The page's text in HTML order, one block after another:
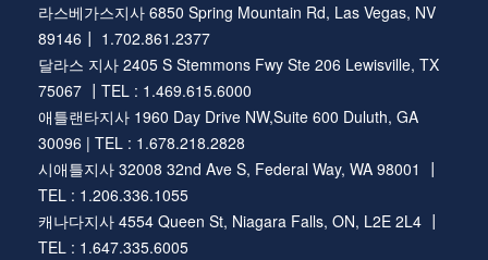
라스베가스지사 6850 Spring Mountain Rd, Las Vegas, NV
89146┃ 1.702.861.2377
달라스 지사 2405 S Stemmons Fwy Ste 206 Lewisville, TX
75067 ┃TEL : 1.469.615.6000
애틀랜타지사 1960 Day Drive NW,Suite 600 Duluth, GA
30096 | TEL : 1.678.218.2828
시애틀지사 32008 32nd Ave S, Federal Way, WA 98001 ┃
TEL : 1.206.336.1055
캐나다지사 4554 Queen St, Niagara Falls, ON, L2E 2L4 ┃
TEL : 1.647.335.6005